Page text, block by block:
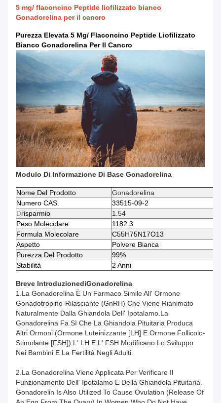
5 mg/ flaconcino Peptide liofilizzato bianco
Gonadorelina per il cancro
Purezza Elevata 5 Mg/ Flaconcino Peptide Liofilizzato
Bianco Gonadorelina Per Il Cancro
Modulo Di Informazione Di Base Gonadorelina
Nome Del Prodotto
Gonadorelina
Numero CAS.
33515-09-2
DRisparmio
1.54
Peso Molecolare
1182.3
Formula Molecolare
C55H75N17O13
Aspetto
Polvere Bianca
Purezza Del Prodotto
99%
Stabilità
2 Anni
Breve IntroduzioneDiGonadorelina
1.La Gonadorelina È Un Farmaco Simile All' Ormone
Gonadotropino-Rilasciante (GnRH) Che Viene Rianimato
Naturalmente Dalla Ghiandola Dell' Ipotalamo.La
Gonadorelina Fa Sì Che La Ghiandola Pituitaria Produca
Altri Ormoni (ormone Luteinizzante [LH] E Ormone Follicolo-
Stimolante [FSH]).L' LH E L' FSH Modificano Lo Sviluppo
Nei Bambini E La Fertilità Negli Adulti.
2.La Gonadorelina Viene Applicata Per Verificare Il
Funzionamento Dell' Ipotalamo E Della Ghiandola Pituitaria.
Gonadorelin Is Also Utilized To Cause Ovulation (release Of